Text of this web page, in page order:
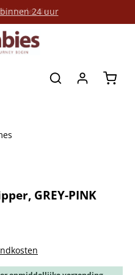
24 uur
GREY-PINK